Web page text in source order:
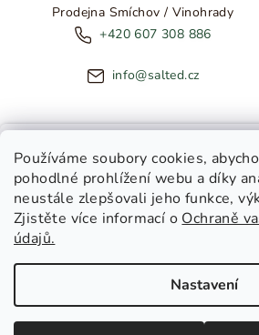
Používáme soubory cookies,
pohodlné prohlížení webu a díky
neustále zlepšovali jeho funkce,
Zjistěte více informací o Ochraně
údajů.
Nastavení
Prodejna Smíchov / Vinohrady
+420 607 308 886
info@salted.cz
Copyright 2026SALTED. Všechna
nastavení cookies
NOVINKY ZE
Toužíte dostávat novinky z
Salted Home
Salted Kids & Home
Chci být v obraze!